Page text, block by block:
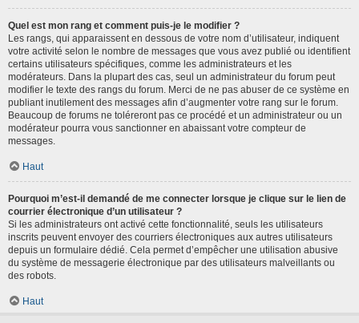
Quel est mon rang et comment puis-je le modifier ?
Les rangs, qui apparaissent en dessous de votre nom d’utilisateur, indiquent
votre activité selon le nombre de messages que vous avez publié ou identifient
certains utilisateurs spécifiques, comme les administrateurs et les
modérateurs. Dans la plupart des cas, seul un administrateur du forum peut
modifier le texte des rangs du forum. Merci de ne pas abuser de ce système en
publiant inutilement des messages afin d’augmenter votre rang sur le forum.
Beaucoup de forums ne toléreront pas ce procédé et un administrateur ou un
modérateur pourra vous sanctionner en abaissant votre compteur de
messages.
Haut
Pourquoi m’est-il demandé de me connecter lorsque je clique sur le lien de
courrier électronique d’un utilisateur ?
Si les administrateurs ont activé cette fonctionnalité, seuls les utilisateurs
inscrits peuvent envoyer des courriers électroniques aux autres utilisateurs
depuis un formulaire dédié. Cela permet d’empêcher une utilisation abusive
du système de messagerie électronique par des utilisateurs malveillants ou
des robots.
Haut